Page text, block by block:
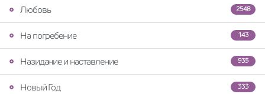
2548
Любовь
143
На погребение
935
Назидание и наставление
333
Новый Год